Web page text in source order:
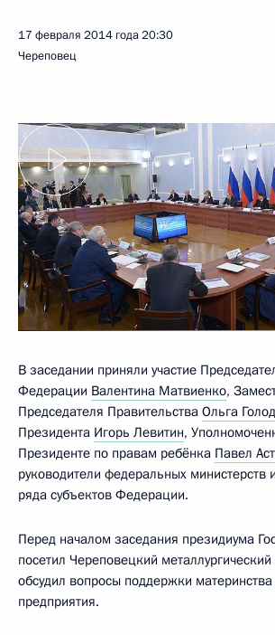
17 февраля 2014 года20:30
Череповец
В заседании приняли участие
Федерации Валентина Матвиенко,
Председателя Правительства Ольга
Президента Игорь Левитин,
Президенте по правам ребёнка Павел
руководители федеральных министерств
ряда субъектов Федерации.
Перед началом заседания президиума
посетил Череповецкий
обсудил вопросы поддержки
предприятия.